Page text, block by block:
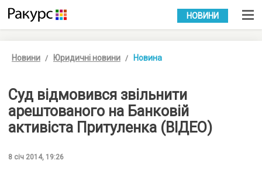
УКР РУС
НОВИНИ
Новини Юридичні новини Новина
Суд відмовився звільнити
арештованого на Банковій
активіста Притуленка (ВІДЕО)
8 січ 2014, 19:26